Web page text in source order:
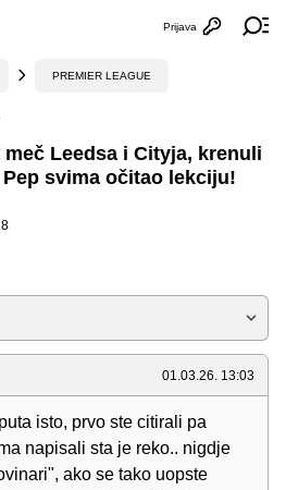
Otvori
Prijava
PREMIER LEAGUE
Leedsa i Cityja, krenuli
svima očitao lekciju!
8
01.03.26. 13:03
isto, prvo ste citirali pa
napisali sta je reko.. nigdje
ako se tako uopste